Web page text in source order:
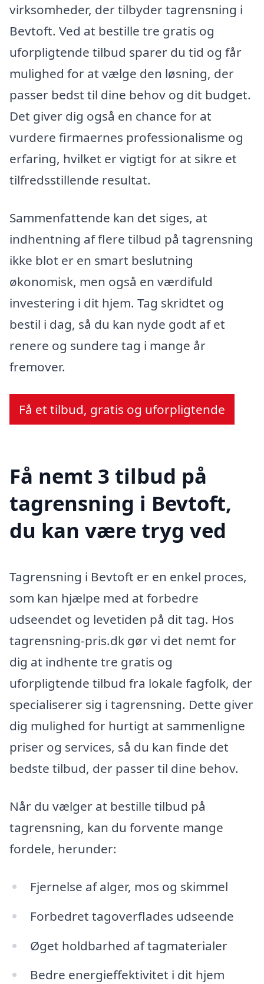
virksomheder, der tilbyder tagrensning i
Bevtoft. Ved at bestille tre gratis og
uforpligtende tilbud sparer du tid og får
mulighed for at vælge den løsning, der
passer bedst til dine behov og dit budget.
Det giver dig også en chance for at
vurdere firmaernes professionalisme og
erfaring, hvilket er vigtigt for at sikre et
tilfredsstillende resultat.
Sammenfattende kan det siges, at
indhentning af flere tilbud på tagrensning
ikke blot er en smart beslutning
økonomisk, men også en værdifuld
investering i dit hjem. Tag skridtet og
bestil i dag, så du kan nyde godt af et
renere og sundere tag i mange år
fremover.
Få et tilbud, gratis og uforpligtende
Få nemt 3 tilbud på
tagrensning i Bevtoft,
du kan være tryg ved
Tagrensning i Bevtoft er en enkel proces,
som kan hjælpe med at forbedre
udseendet og levetiden på dit tag. Hos
tagrensning-pris.dk gør vi det nemt for
dig at indhente tre gratis og
uforpligtende tilbud fra lokale fagfolk, der
specialiserer sig i tagrensning. Dette giver
dig mulighed for hurtigt at sammenligne
priser og services, så du kan finde det
bedste tilbud, der passer til dine behov.
Når du vælger at bestille tilbud på
tagrensning, kan du forvente mange
fordele, herunder:
Fjernelse af alger, mos og skimmel
Forbedret tagoverflades udseende
Øget holdbarhed af tagmaterialer
Bedre energieffektivitet i dit hjem